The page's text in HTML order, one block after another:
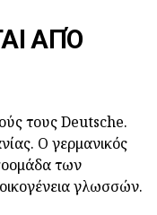
ΑΠΌ
τους Deutsche.
Ο γερμανικός
των
γλωσσών.